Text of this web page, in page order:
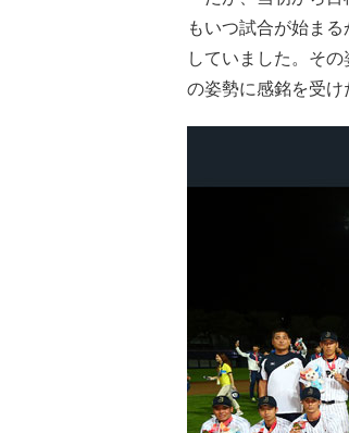
もいつ試合が始ま
していました。そ
の姿勢に感銘を受け